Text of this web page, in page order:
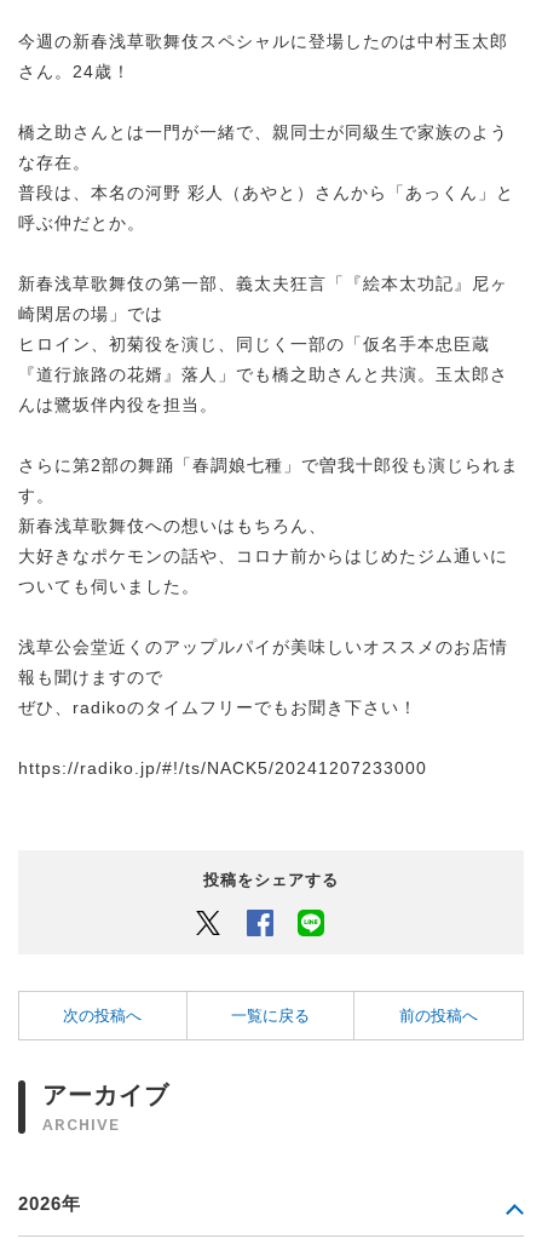
今週の新春浅草歌舞伎スペシャルに登場したのは中村玉太郎
さん。24歳！
橋之助さんとは一門が一緒で、親同士が同級生で家族のよう
な存在。
普段は、本名の河野 彩人（あやと）さんから「あっくん」と
呼ぶ仲だとか。
新春浅草歌舞伎の第一部、義太夫狂言「『絵本太功記』尼ヶ
崎閑居の場」では
ヒロイン、初菊役を演じ、同じく一部の「仮名手本忠臣蔵
『道行旅路の花婿』落人」でも橋之助さんと共演。玉太郎さ
んは鷺坂伴内役を担当。
さらに第2部の舞踊「春調娘七種」で曽我十郎役も演じられま
す。
新春浅草歌舞伎への想いはもちろん、
大好きなポケモンの話や、コロナ前からはじめたジム通いに
ついても伺いました。
浅草公会堂近くのアップルパイが美味しいオススメのお店情
報も聞けますので
ぜひ、radikoのタイムフリーでもお聞き下さい！
https://radiko.jp/#!/ts/NACK5/20241207233000
投稿をシェアする
Twitter Facebook
次の投稿へ 一覧に戻る 前の投稿へ
アーカイブ
ARCHIVE
2026年